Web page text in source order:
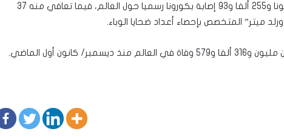
والسبت، سجلت الأرقام أكثر من 54 مليونا و255 ألفا و93 إصابة بكورونا رسميا حول العالم، فيما تعافي منه 37